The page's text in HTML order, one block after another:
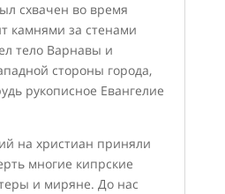
схвачен во время
камнями за стенами
тело Варнавы и
стороны города,
рукописное Евангелие
на христиан приняли
многие кипрские
и миряне. До нас